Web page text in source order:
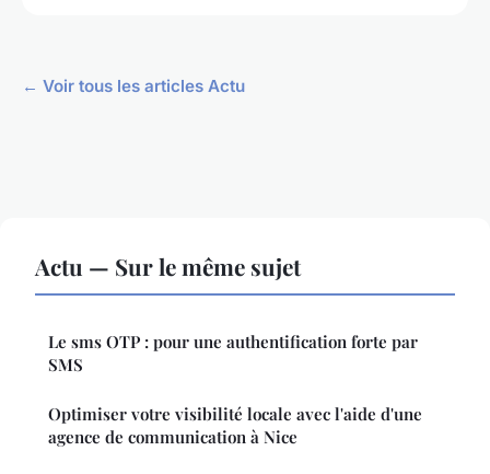
← Voir tous les articles Actu
Actu — Sur le même sujet
Le sms OTP : pour une authentification forte par
SMS
Optimiser votre visibilité locale avec l'aide d'une
agence de communication à Nice